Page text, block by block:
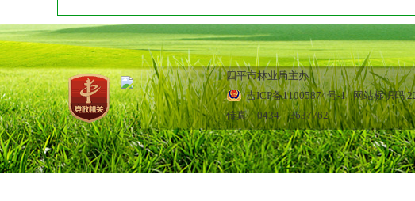
四平市林业局主办
吉ICP备11005874号-1网站标识码
传真：0434—3637762